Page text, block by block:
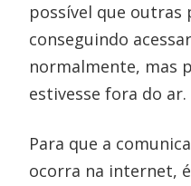
possível que outras
conseguindo
normalmente, mas
estivesse fora do ar.
Para que a
ocorra na internet,